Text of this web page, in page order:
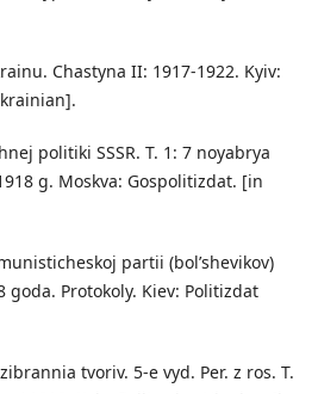
Chastyna II: 1917-1922. Kyiv:
politiki SSSR. T. 1: 7 noyabrya
g. Moskva: Gospolitizdat. [in
partii (bol’shevikov)
goda. Protokoly. Kiev: Politizdat
tvoriv. 5-e vyd. Per. z ros. T.